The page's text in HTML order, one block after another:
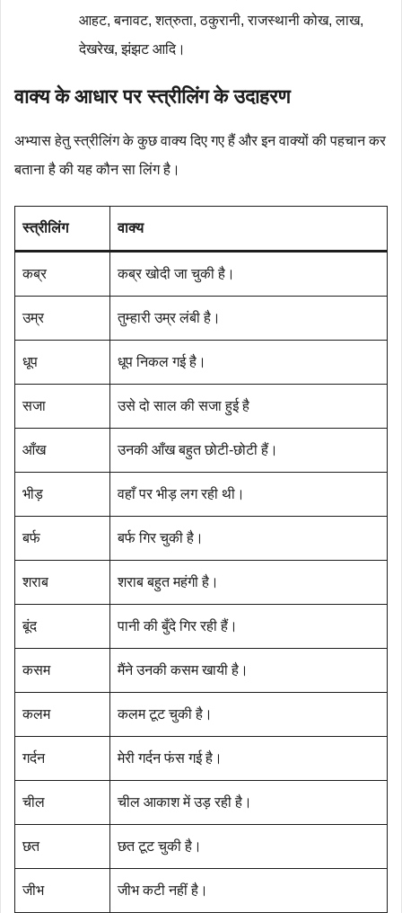
आहट, बनावट, शत्रुता, ठकुरानी, राजस्थानी कोख, लाख,
देखरेख, झंझट आदि।
वाक्य के आधार पर स्त्रीलिंग के उदाहरण
अभ्यास हेतु स्त्रीलिंग के कुछ वाक्य दिए गए हैं और इन वाक्यों की पहचान कर
बताना है की यह कौन सा लिंग है।
स्त्रीलिंग वाक्य
कब्र कब्र खोदी जा चुकी है।
उम्र तुम्हारी उम्र लंबी है।
धूप धूप निकल गई है।
सजा उसे दो साल की सजा हुई है
आँख उनकी आँख बहुत छोटी-छोटी हैं।
भीड़ वहाँ पर भीड़ लग रही थी।
बर्फ बर्फ गिर चुकी है।
शराब शराब बहुत महंगी है।
बूंद पानी की बुँदे गिर रही हैं।
कसम मैंने उनकी कसम खायी है।
कलम कलम टूट चुकी है।
गर्दन मेरी गर्दन फंस गई है।
चील चील आकाश में उड़ रही है।
छत छत टूट चुकी है।
जीभ जीभ कटी नहीं है।